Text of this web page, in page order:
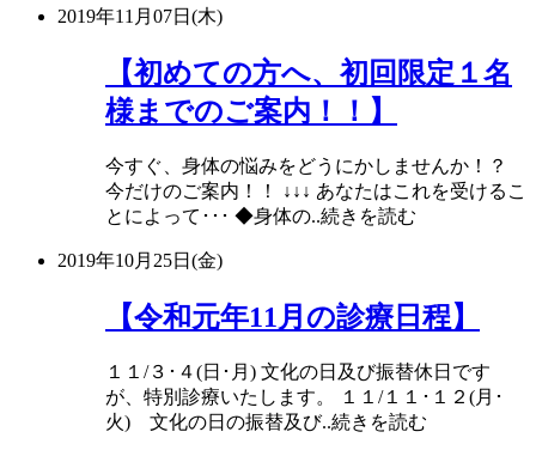
2019年11月07日(木)
【初めての方へ、初回限定１名
様までのご案内！！】
今すぐ、身体の悩みをどうにかしませんか！？
今だけのご案内！！ ↓↓↓ あなたはこれを受けるこ
とによって･･･ ◆身体の..続きを読む
2019年10月25日(金)
【令和元年11月の診療日程】
１１/３･４(日･月) 文化の日及び振替休日です
が、特別診療いたします。 １１/１１･１２(月･
火) 文化の日の振替及び..続きを読む